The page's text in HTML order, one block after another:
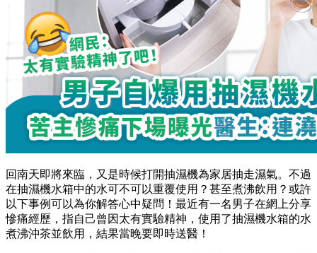
回南天即將來臨，又是時候打開抽濕機為家居抽走濕氣。不過
在抽濕機水箱中的水可不可以重覆使用？甚至煮沸飲用？或許
以下事例可以為你解答心中疑問！最近有一名男子在網上分享
慘痛經歷，指自己曾因太有實驗精神，使用了抽濕機水箱的水
煮沸沖茶並飲用，結果當晚要即時送醫！